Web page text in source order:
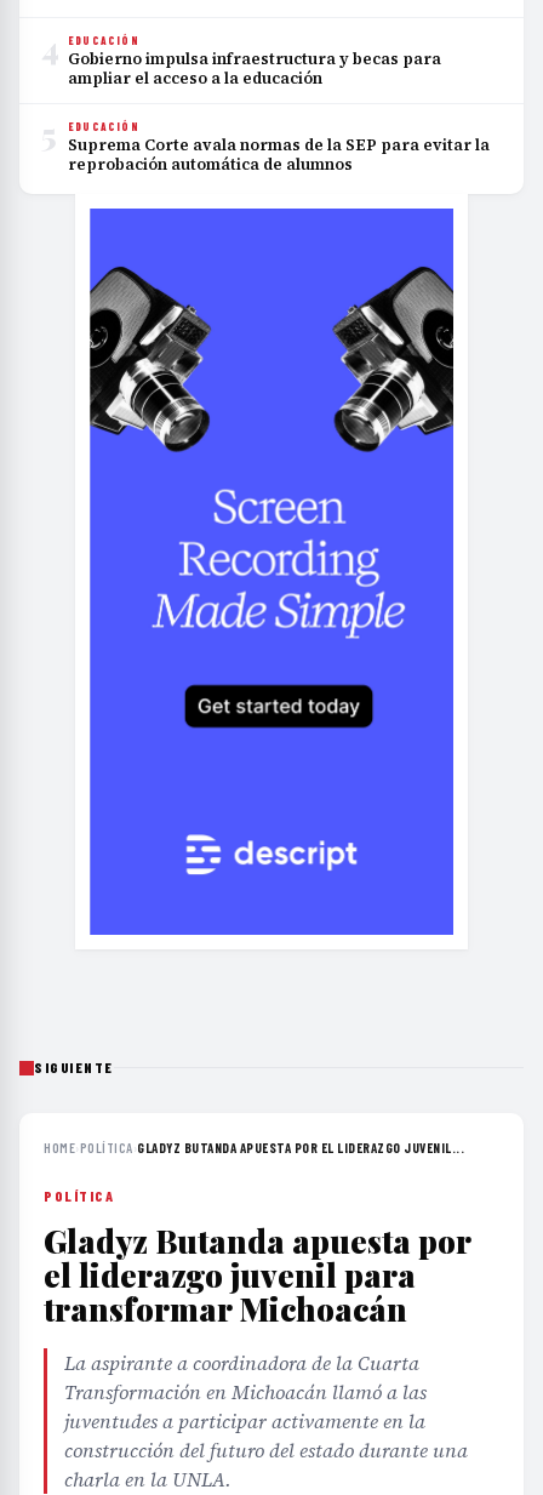
4 EDUCACIÓN
Gobierno impulsa infraestructura y becas para
ampliar el acceso a la educación
5 EDUCACIÓN
Suprema Corte avala normas de la SEP para evitar la
reprobación automática de alumnos
SIGUIENTE
HOME›POLÍTICA›GLADYZ BUTANDA APUESTA POR EL LIDERAZGO JUVENIL...
POLÍTICA
Gladyz Butanda apuesta por
el liderazgo juvenil para
transformar Michoacán
La aspirante a coordinadora de la Cuarta
Transformación en Michoacán llamó a las
juventudes a participar activamente en la
construcción del futuro del estado durante una
charla en la UNLA.